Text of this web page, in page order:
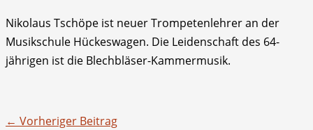
Nikolaus Tschöpe ist neuer Trompetenlehrer an der
Musikschule Hückeswagen. Die Leidenschaft des 64-
jährigen ist die Blechbläser-Kammermusik.
← Vorheriger Beitrag